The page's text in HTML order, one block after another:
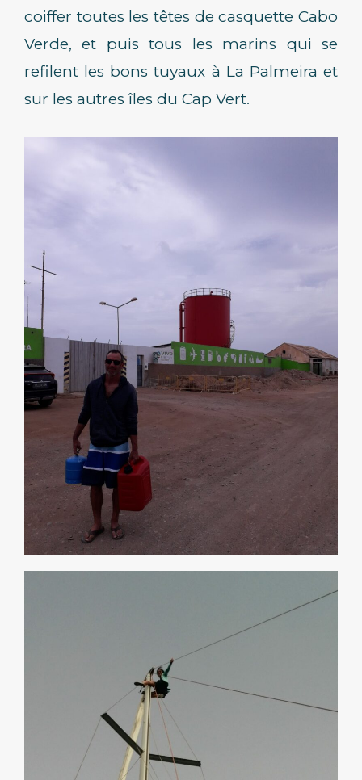
coiffer toutes les têtes de casquette Cabo
Verde, et puis tous les marins qui se
refilent les bons tuyaux à La Palmeira et
sur les autres îles du Cap Vert.